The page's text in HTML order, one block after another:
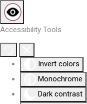
Accessibility Tools
Invert colors
Monochrome
Dark contrast